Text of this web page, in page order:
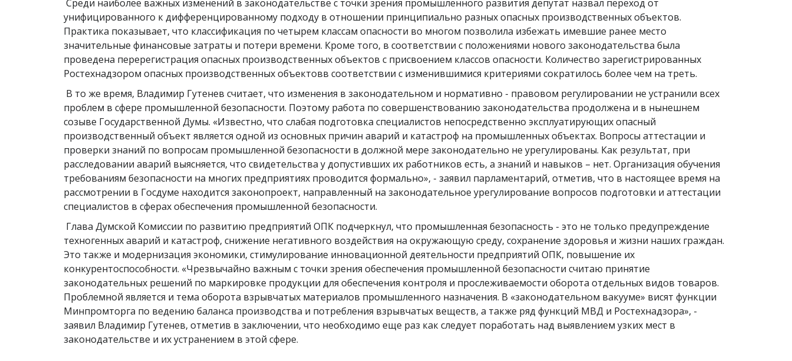
Среди наиболее важных изменений в законодательстве с точки зрения промышленного развития депутат назвал переход от
унифицированного к дифференцированному подходу в отношении принципиально разных опасных производственных объектов.
Практика показывает, что классификация по четырем классам опасности во многом позволила избежать имевшие ранее место
значительные финансовые затраты и потери времени. Кроме того, в соответствии с положениями нового законодательства была
проведена перерегистрация опасных производственных объектов с присвоением классов опасности. Количество зарегистрированных
Ростехнадзором опасных производственных объектовв соответствии с изменившимися критериями сократилось более чем на треть.
В то же время, Владимир Гутенев считает, что изменения в законодательном и нормативно - правовом регулировании не устранили всех
проблем в сфере промышленной безопасности. Поэтому работа по совершенствованию законодательства продолжена и в нынешнем
созыве Государственной Думы. «Известно, что слабая подготовка специалистов непосредственно эксплуатирующих опасный
производственный объект является одной из основных причин аварий и катастроф на промышленных объектах. Вопросы аттестации и
проверки знаний по вопросам промышленной безопасности в должной мере законодательно не урегулированы. Как результат, при
расследовании аварий выясняется, что свидетельства у допустивших их работников есть, а знаний и навыков – нет. Организация обучения
требованиям безопасности на многих предприятиях проводится формально», - заявил парламентарий, отметив, что в настоящее время на
рассмотрении в Госдуме находится законопроект, направленный на законодательное урегулирование вопросов подготовки и аттестации
специалистов в сферах обеспечения промышленной безопасности.
Глава Думской Комиссии по развитию предприятий ОПК подчеркнул, что промышленная безопасность - это не только предупреждение
техногенных аварий и катастроф, снижение негативного воздействия на окружающую среду, сохранение здоровья и жизни наших граждан.
Это также и модернизация экономики, стимулирование инновационной деятельности предприятий ОПК, повышение их
конкурентоспособности. «Чрезвычайно важным с точки зрения обеспечения промышленной безопасности считаю принятие
законодательных решений по маркировке продукции для обеспечения контроля и прослеживаемости оборота отдельных видов товаров.
Проблемной является и тема оборота взрывчатых материалов промышленного назначения. В «законодательном вакууме» висят функции
Минпромторга по ведению баланса производства и потребления взрывчатых веществ, а также ряд функций МВД и Ростехнадзора», -
заявил Владимир Гутенев, отметив в заключении, что необходимо еще раз как следует поработать над выявлением узких мест в
законодательстве и их устранением в этой сфере.